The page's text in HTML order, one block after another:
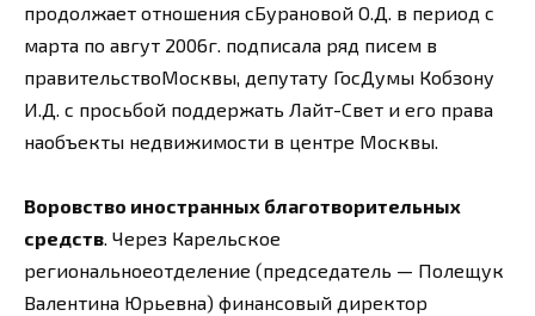
продолжает отношения сБурановой О.Д. в период с
марта по авгут 2006г. подписала ряд писем в
правительствоМосквы, депутату ГосДумы Кобзону
И.Д. с просьбой поддержать Лайт-Свет и его права
наобъекты недвижимости в центре Москвы.
Воровство иностранных благотворительных
средств. Через Карельское
региональноеотделение (председатель — Полещук
Валентина Юрьевна) финансовый директор